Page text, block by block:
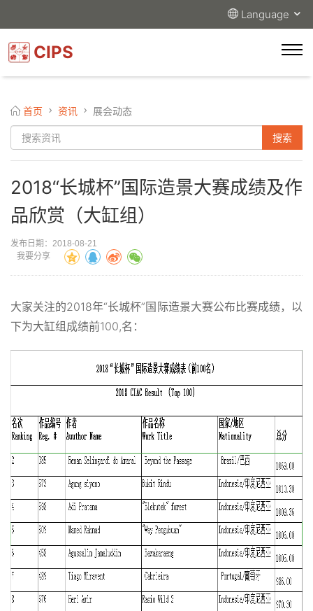
Language
CIPS
首页 资讯 展会动态
2018“长城杯”国际造景大赛成绩及作
品欣赏（大缸组）
发布日期：2018-08-21
我要分享
大家关注的2018年“长城杯”国际造景大赛公布比赛成绩，以
下为大缸组成绩前100,名：